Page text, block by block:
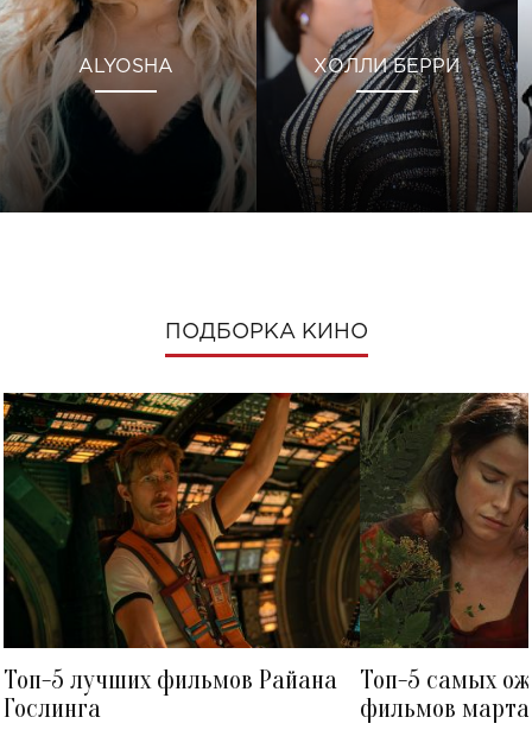
ALYOSHA ХОЛЛИ БЕРРИ
ПОДБОРКА КИНО
Топ-5 лучших фильмов Райана
Гослинга
Топ-5 самых
фильмов